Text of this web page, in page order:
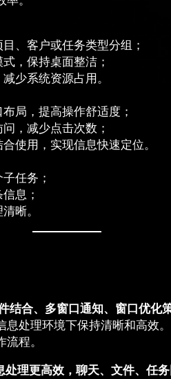
、客户或任务类型分组；
，保持桌面整洁；
少系统资源占用。
局，提高操作舒适度；
，减少点击次数；
使用，实现信息快速定位。
任务；
息；
晰。
结合、多窗口通知、窗口优化
处理环境下保持清晰和高效
程。
理更高效，聊天、文件、任